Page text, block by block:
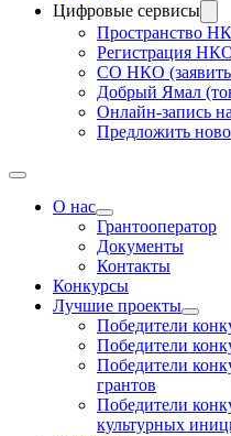
Цифровые сервисы
Пространство
Регистрация
СО НКО (заявить
Добрый Ямал
Онлайн-запись
Предложить
О нас
Грантооператор
Документы
Контакты
Конкурсы
Лучшие проекты
Победители
Победители
Победители
грантов
Победители
культурных